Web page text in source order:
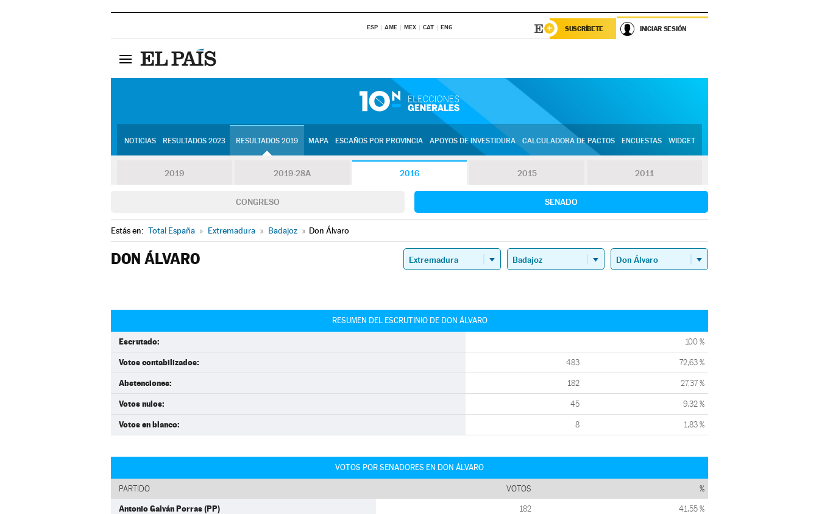
ESP AME MEX CAT ENG SUSCRÍBETE INICIAR SESIÓN
NOTICIAS RESULTADOS 2023 RESULTADOS 2019 MAPA ESCAÑOS POR PROVINCIA APOYOS DE INVESTIDURA CALCULADORA DE PACTOS ENCUESTAS WIDGET
2019 2019-28A 2016 2015 2011
CONGRESO SENADO
Estás en: Total España » Extremadura » Badajoz » Don Álvaro
DON ÁLVARO
RESUMEN DEL ESCRUTINIO DE DON ÁLVARO
Escrutado: 100 %
Votos contabilizados: 483 72,63 %
Abstenciones: 182 27,37 %
Votos nulos: 45 9,32 %
Votos en blanco: 8 1,83 %
VOTOS POR SENADORES EN DON ÁLVARO
PARTIDO VOTOS %
Antonio Galván Porras (PP) 182 41,55 %